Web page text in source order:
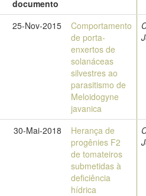
documento
25-Nov-2015
Comportamento
de porta-
enxertos de
solanáceas
silvestres ao
parasitismo de
Meloidogyne
javanica
30-Mai-2018
Herança de
progênies F2
de tomateiros
submetidas à
deficiência
hídrica